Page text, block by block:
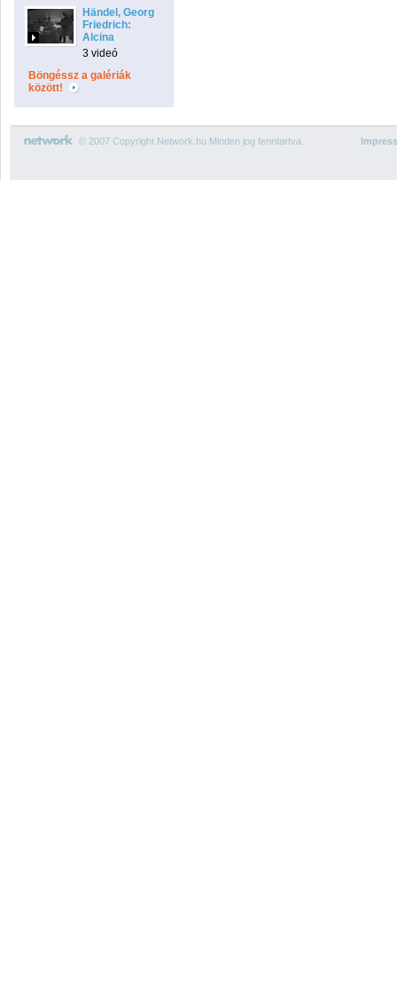
Händel, Georg
Friedrich:
Alcina
3 videó
Böngéssz a galériák
között!
© 2007 Copyright Network.hu Minden jog fenntartva.